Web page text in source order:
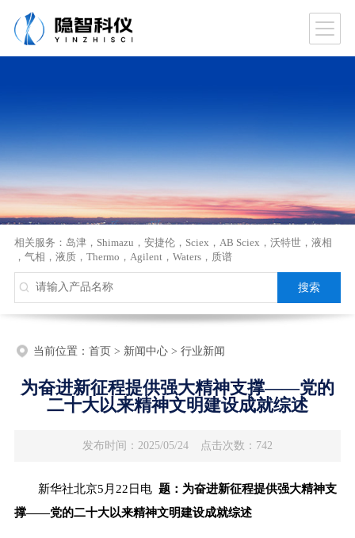
相关服务： 岛津， Shimazu ， 安捷伦， Sciex ， AB Sciex ， 沃特世， 液相
， 气相 ， 液质， Thermo ， Agilent ， Waters， 质谱
当前位置： 首页> 新闻中心> 行业新闻
为奋进新征程提供强大精神支撑——党的
二十大以来精神文明建设成就综述
发布时间：2025/05/24 点击次数：742
新华社北京5月22日电 题：为奋进新征程提供强大精神支
撑——党的二十大以来精神文明建设成就综述